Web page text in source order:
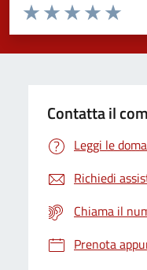
Domanda
Valuta da 1 a 5 stelle la
Valuta
Valuta 4
Valuta 3 stelle
Valuta 2 stelle su 5
Valuta 1 stelle su 5
Contatta il
Leggi le
Richiedi
Chiama il
Prenota